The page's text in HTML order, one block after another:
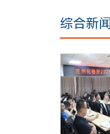
综合新闻